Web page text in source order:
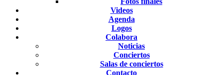
Videos
Agenda
Logos
Colabora
Noticias
Conciertos
Salas de conciertos
Contacto